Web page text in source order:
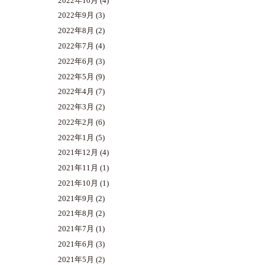
2022年9月 (3)
2022年8月 (2)
2022年7月 (4)
2022年6月 (3)
2022年5月 (9)
2022年4月 (7)
2022年3月 (2)
2022年2月 (6)
2022年1月 (5)
2021年12月 (4)
2021年11月 (1)
2021年10月 (1)
2021年9月 (2)
2021年8月 (2)
2021年7月 (1)
2021年6月 (3)
2021年5月 (2)